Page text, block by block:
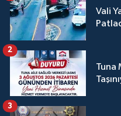
Vali
Tuna
2
3